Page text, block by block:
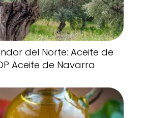
del Norte: Aceite de
Aceite de Navarra